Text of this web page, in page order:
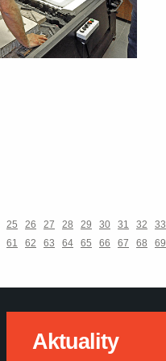
25 26 27 28 29 30 31 32
33
61 62 63 64 65 66 67 68
69
Aktuality